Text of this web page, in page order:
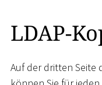
LDAP-
Auf der dritten